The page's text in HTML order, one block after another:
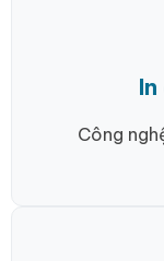
Công